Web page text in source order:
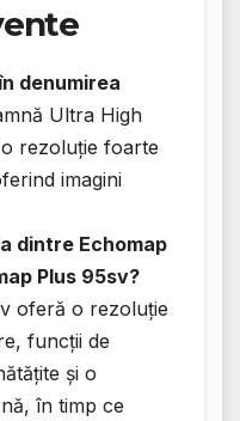
denumirea
Ultra High
rezoluție foarte
imagini
dintre Echomap
Plus 95sv?
oferă o rezoluție
funcții de
și o
în timp ce